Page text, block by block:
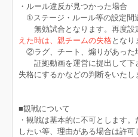
・ルール違反が見つかった場合
①ステージ・ルール等の設定間
無効試合となります。再度設
えた時は、親チームの失格となり
②ラグ、チート、煽りがあった
証拠動画を運営に提出して下
失格にするかなどの判断をいたし
■観戦について
・観戦は基本的に不可とします
したい等、理由がある場合は許